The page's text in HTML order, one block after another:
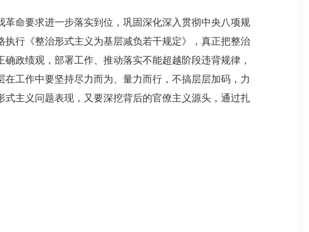
命要求进一步落实到位，巩固深化深入贯彻中央八项规
行《整治形式主义为基层减负若干规定》，真正把整治
政绩观，部署工作、推动落实不能超越阶段违背规律，
工作中要坚持尽力而为、量力而行，不搞层层加码，力
主义问题表现，又要深挖背后的官僚主义源头，通过扎